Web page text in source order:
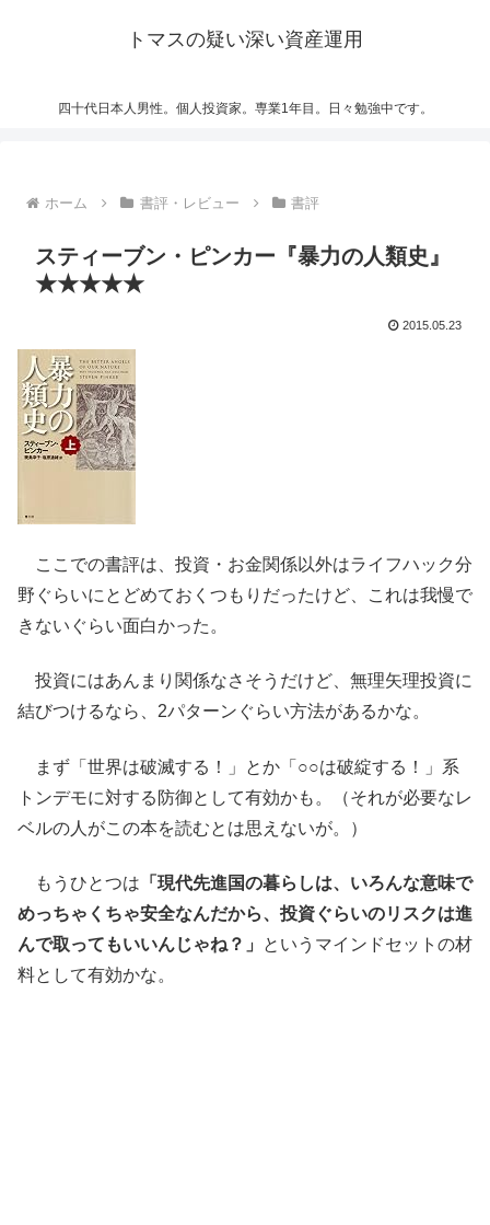
トマスの疑い深い資産運用
四十代日本人男性。個人投資家。専業1年目。日々勉強中です。
ホーム 書評・レビュー 書評
スティーブン・ピンカー『暴力の人類史』
★★★★★
2015.05.23
ここでの書評は、投資・お金関係以外はライフハック分
野ぐらいにとどめておくつもりだったけど、これは我慢で
きないぐらい面白かった。
投資にはあんまり関係なさそうだけど、無理矢理投資に
結びつけるなら、2パターンぐらい方法があるかな。
まず「世界は破滅する！」とか「○○は破綻する！」系
トンデモに対する防御として有効かも。（それが必要なレ
ベルの人がこの本を読むとは思えないが。）
もうひとつは 「現代先進国の暮らしは、いろんな意味で
めっちゃくちゃ安全なんだから、投資ぐらいのリスクは進
んで取ってもいいんじゃね？」
というマインドセットの材
料として有効かな。